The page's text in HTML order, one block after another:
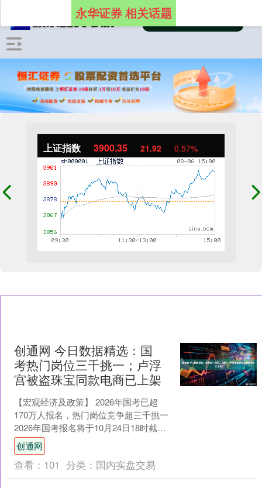
上证指数 3900.35 21.92 0.57%
永华证券 相关话题
创通网 今日数据精选：国
考热门岗位三千挑一；卢浮
宫被盗珠宝同款电商已上架
【宏观经济及政策】 2026年国考已超
170万人报名，热门岗位竞争超三千挑一
2026年国考报名将于10月24日18时截
止。目前，招考1人的中国残联教育就业
部“....
创通网
查看： 101 分类： 国内实盘交易